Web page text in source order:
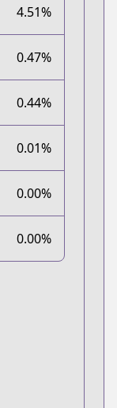
4.51%
0.47%
0.44%
0.01%
0.00%
0.00%